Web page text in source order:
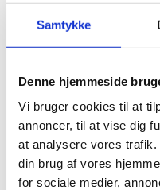
Samtykke
Denne hjemmeside
Vi bruger cookies til at
annoncer, til at vise dig
at analysere vores
din brug af vores
for sociale medier,
serviceudbyderen fremlægger CO
kantinerne, 60 pct. økologi i
Transportområdet er et bredt
kontraktdriften.
målsætninger, der medvirker til
skal omlægge størstedelen af
emissionsfri. De ambitiøse
leverandører, underleverandører
grønnere flådesammensætning,